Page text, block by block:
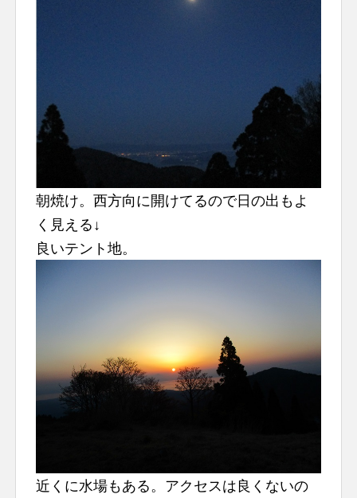
朝焼け。西方向に開けてるので日の出もよ
く見える↓
良いテント地。
近くに水場もある。アクセスは良くないの